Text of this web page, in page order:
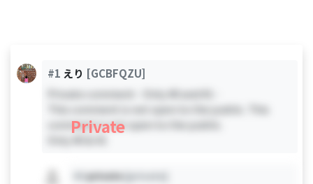
#1 えり [GCBFQZU]
Private comment - Only #0 and #1 -
This comment is not open to the public. This
comment is not open to the public.
Private
private [private]